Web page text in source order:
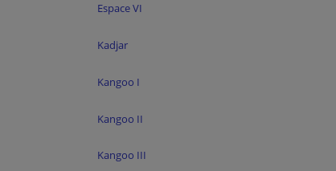
Espace VI
Kadjar
Kangoo I
Kangoo II
Kangoo III